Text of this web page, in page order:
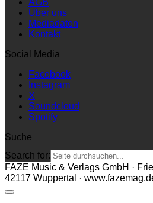
AGB
Über uns
Mediadaten
Kontakt
Social Media
Facebook
Instagram
X
Soundcloud
Spotify
Suche
Search for:
FAZE Music & Verlags GmbH ·
42117 Wuppertal ·